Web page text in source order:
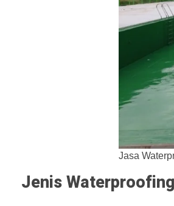
Jasa
Jenis